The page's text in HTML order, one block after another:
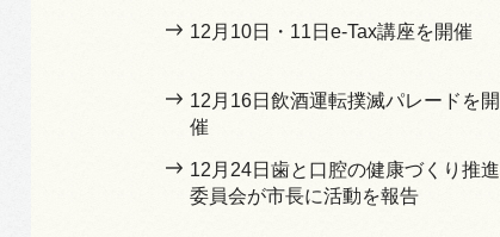
12月10日・11日e-Tax講座を開催
12月16日飲酒運転撲滅パレードを開
催
12月24日歯と口腔の健康づくり推進
委員会が市長に活動を報告